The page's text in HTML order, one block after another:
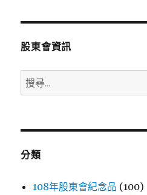
章:
股東會資訊
搜
尋
鍵
分類
108年股東會紀念品 (100)